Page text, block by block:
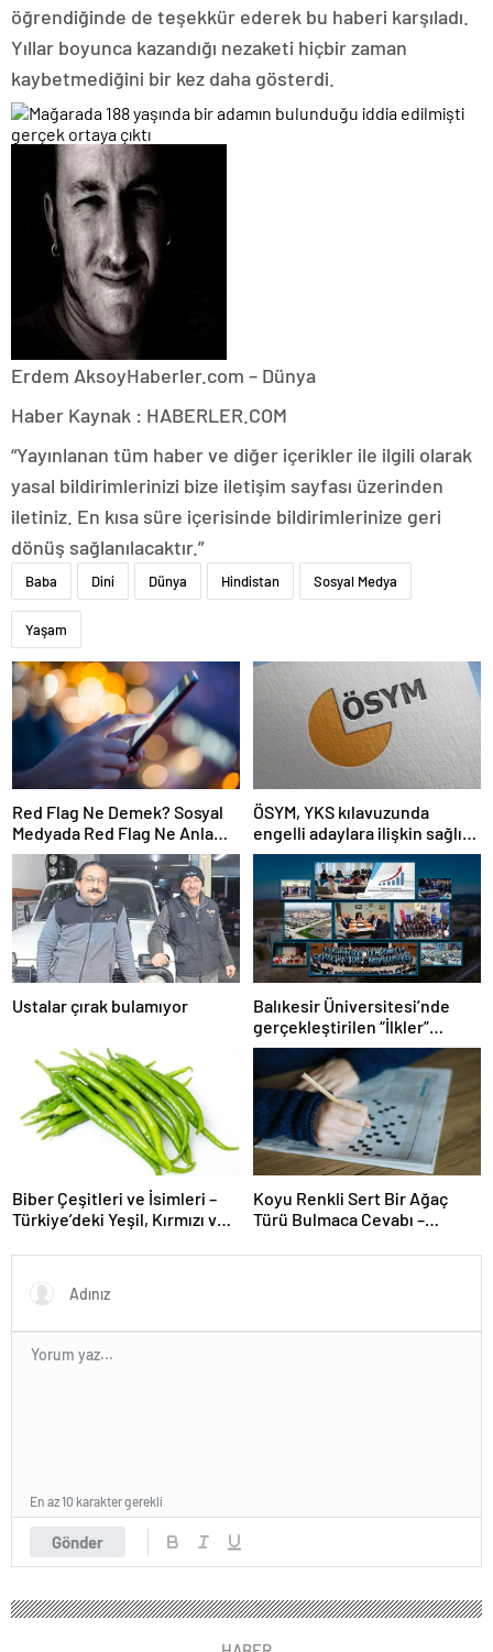
öğrendiğinde de teşekkür ederek bu haberi karşıladı.
Yıllar boyunca kazandığı nezaketi hiçbir zaman
kaybetmediğini bir kez daha gösterdi.
Erdem AksoyHaberler.com – Dünya
Haber Kaynak : HABERLER.COM
“Yayınlanan tüm haber ve diğer içerikler ile ilgili olarak
yasal bildirimlerinizi bize iletişim sayfası üzerinden
iletiniz. En kısa süre içerisinde bildirimlerinize geri
dönüş sağlanılacaktır.”
Baba Dini Dünya Hindistan Sosyal Medya
Yaşam
Red Flag Ne Demek? Sosyal
Medyada Red Flag Ne Anlama
Gelir?
ÖSYM, YKS kılavuzunda
engelli adaylara ilişkin sağlık
şartlarını güncelledi
Ustalar çırak bulamıyor
Balıkesir Üniversitesi’nde
gerçekleştirilen “İlkler”
üniversitenin geleceğini
şekillendiriyor
Biber Çeşitleri ve İsimleri –
Türkiye’deki Yeşil, Kırmızı ve
Koyu Renkli Sert Bir Ağaç
Türü Bulmaca Cevabı –
Bir Ağaç Türü
Gönder
En az 10 karakter gerekli